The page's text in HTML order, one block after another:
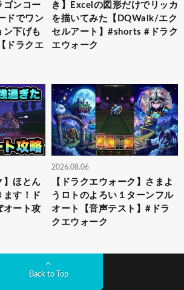
ゴンコー
ドでワン
ン下げも
ドラクエ
き】Excelの図形だけでリッカ
を描いてみた【DQWalk/エク
セルアート】#shorts #ドラク
エウォーク
】ほとん
ます！ド
オート攻
2026.08.06
【ドラクエウォーク】さまよ
うロトのよろい１ターンフル
オート【音声テスト】#ドラ
クエウォーク
Back to Top